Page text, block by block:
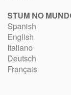
STUM NO
Spanish
English
Italiano
Deutsch
Français